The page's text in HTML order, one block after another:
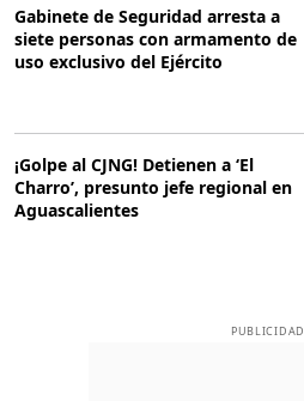
Gabinete de Seguridad arresta a
siete personas con armamento de
uso exclusivo del Ejército
¡Golpe al CJNG! Detienen a ‘El
Charro’, presunto jefe regional en
Aguascalientes
PUBLICIDAD